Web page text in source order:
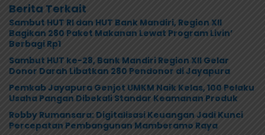
Berita Terkait
Sambut HUT RI dan HUT Bank Mandiri, Region XII
Bagikan 280 Paket Makanan Lewat Program Livin’
Berbagi Rp1
Sambut HUT ke-28, Bank Mandiri Region XII Gelar
Donor Darah Libatkan 280 Pendonor di Jayapura
Pemkab Jayapura Genjot UMKM Naik Kelas, 100 Pelaku
Usaha Pangan Dibekali Standar Keamanan Produk
Robby Rumansara: Digitalisasi Keuangan Jadi Kunci
Percepatan Pembangunan Mamberamo Raya